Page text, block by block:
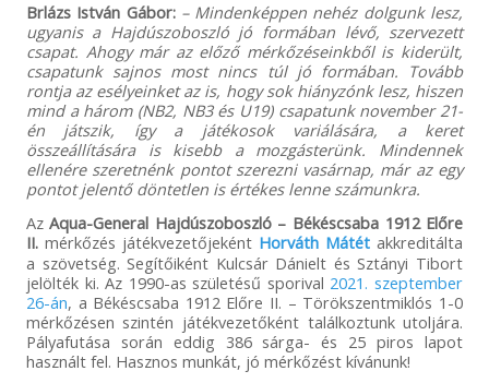
Brlázs István Gábor: – Mindenképpen nehéz dolgunk lesz,
ugyanis a Hajdúszoboszló jó formában lévő, szervezett
csapat. Ahogy már az előző mérkőzéseinkből is kiderült,
csapatunk sajnos most nincs túl jó formában. Tovább
rontja az esélyeinket az is, hogy sok hiányzónk lesz, hiszen
mind a három (NB2, NB3 és U19) csapatunk november 21-
én játszik, így a játékosok variálására, a keret
összeállítására is kisebb a mozgásterünk. Mindennek
ellenére szeretnénk pontot szerezni vasárnap, már az egy
pontot jelentő döntetlen is értékes lenne számunkra.
AzAqua-General Hajdúszoboszló – Békéscsaba 1912 Előre
II. mérkőzés játékvezetőjeként Horváth Mátét akkreditálta
a szövetség. Segítőiként Kulcsár Dánielt és Sztányi Tibort
jelölték ki. Az 1990-as születésű sporival 2021. szeptember
26-án, a Békéscsaba 1912 Előre II. – Törökszentmiklós 1-0
mérkőzésen szintén játékvezetőként találkoztunk utoljára.
Pályafutása során eddig 386 sárga- és 25 piros lapot
használt fel. Hasznos munkát, jó mérkőzést kívánunk!